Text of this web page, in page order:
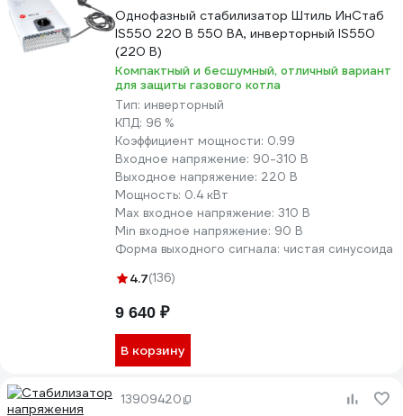
Однофазный стабилизатор Штиль ИнСтаб
IS550 220 В 550 ВА, инверторный IS550
(220 В)
Компактный и бесшумный, отличный вариант
для защиты газового котла
Тип: инверторный
КПД: 96 %
Коэффициент мощности: 0.99
Входное напряжение: 90-310 В
Выходное напряжение: 220 В
Мощность: 0.4 кВт
Max входное напряжение: 310 В
Min входное напряжение: 90 В
Форма выходного сигнала: чистая синусоида
4.7(136)
9 640 ₽
В корзину
13909420